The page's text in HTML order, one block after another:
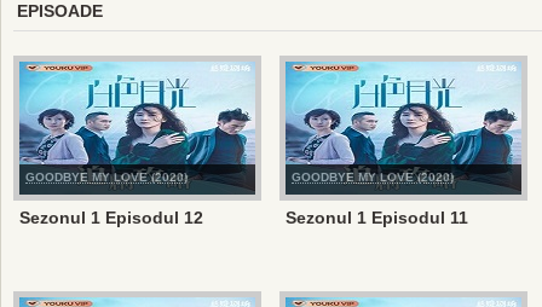
EPISOADE
GOODBYE MY LOVE (2020)
Sezonul 1 Episodul 12
GOODBYE MY LOVE (2020)
Sezonul 1 Episodul 11